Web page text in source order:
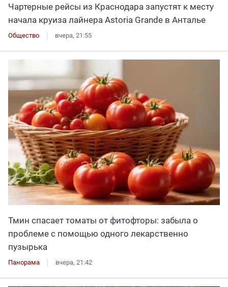
Чартерные рейсы из Краснодара запустят к месту
начала круиза лайнера Astoria Grande в Анталье
Общество вчера, 21:55
Тмин спасает томаты от фитофторы: забыла о
проблеме с помощью одного лекарственно
пузырька
Панорама вчера, 21:42